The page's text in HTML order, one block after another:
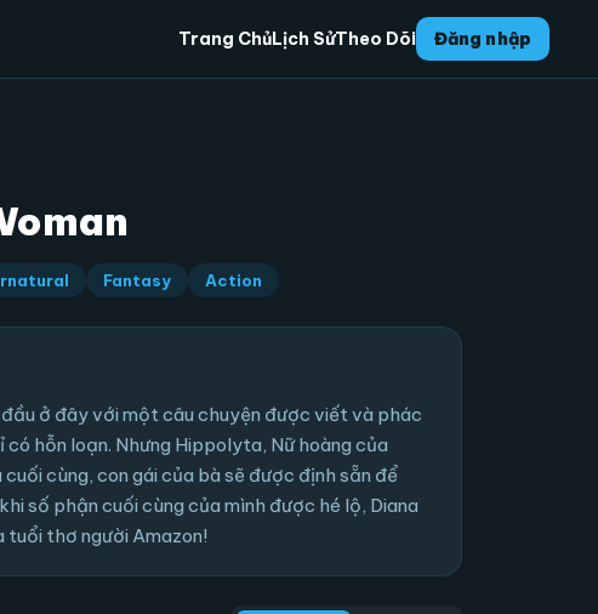
Trang ChủLịch SửTheo Dõi Đăng nhập
Fantasy Action
ở đây với một câu chuyện được viết và phác
hỗn loạn. Nhưng Hippolyta, Nữ hoàng của
cùng, con gái của bà sẽ được định sẵn để
số phận cuối cùng của mình được hé lộ, Diana
tuổi thơ người Amazon!